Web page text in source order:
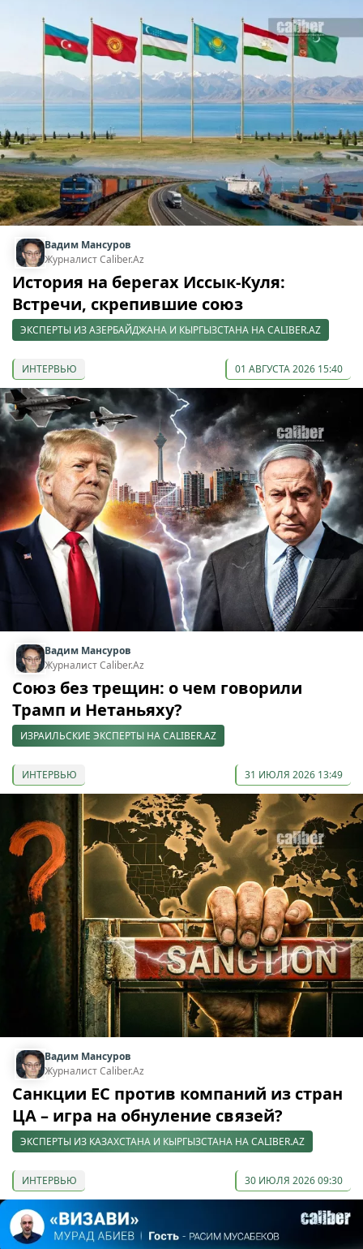
Вадим Мансуров
Журналист Caliber.Az
История на берегах Иссык-Куля:
Встречи, скрепившие союз
ЭКСПЕРТЫ ИЗ АЗЕРБАЙДЖАНА И КЫРГЫЗСТАНА НА CALIBER.AZ
ИНТЕРВЬЮ 01 АВГУСТА 2026 15:40
Вадим Мансуров
Журналист Caliber.Az
Союз без трещин: о чем говорили
Трамп и Нетаньяху?
ИЗРАИЛЬСКИЕ ЭКСПЕРТЫ НА CALIBER.AZ
ИНТЕРВЬЮ 31 ИЮЛЯ 2026 13:49
Вадим Мансуров
Журналист Caliber.Az
Санкции ЕС против компаний из стран
ЦА – игра на обнуление связей?
ЭКСПЕРТЫ ИЗ КАЗАХСТАНА И КЫРГЫЗСТАНА НА CALIBER.AZ
ИНТЕРВЬЮ 30 ИЮЛЯ 2026 09:30